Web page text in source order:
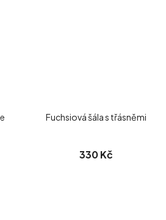
Fuchsiová šála s třásněmi
330 Kč